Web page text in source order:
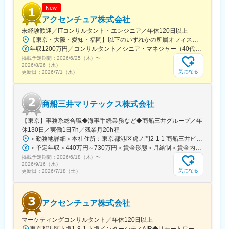
駅、日吉駅(神奈川県)、溝の口駅、長津田駅、登戸駅、戸塚駅、海
老名駅(相模線)、大和駅(神奈川県)、菊名駅、大船駅、橋本駅(神奈
川県)、上大岡駅、中央林間駅、川崎駅、稲毛駅、千葉駅、新松戸
駅、浦安駅(千葉県)、北習志野駅、京成船橋駅、新浦安駅、新鎌ケ
谷駅、市川駅、舞浜駅、南流山駅、本八幡駅(都営線)、船橋駅、西
船橋駅、久喜駅、川口駅、南越谷駅、天下茶屋駅、伏見駅(愛知
県)、栄駅(愛知県)、東梅田駅、阿倍野駅(阪堺線)、鶴橋駅、京橋駅
(大阪府)、南方駅(大阪府)、上小田井駅、上飯田駅、鶴舞駅、藤が
丘駅(愛知県)、金山駅(愛知県)、流山おおたかの森駅、藤沢駅、富
田駅(大阪府)、上牧駅(大阪府)、高槻駅、高槻市駅、天王寺駅、新
今宮駅、本町駅、江坂駅、弁天町駅、西九条駅、千里中央駅(北大
阪急行)、茨木駅、三国ケ丘駅(大阪府)、森ノ宮駅、枚方市駅、豊
橋駅、刈谷駅、星ケ丘駅(愛知県)、高蔵寺駅、ＪＲ難波駅、中百舌
鳥駅、大曽根駅、赤池駅(愛知県)、大阪駅、新大阪駅、北新地駅、
大阪阿部野橋駅、近鉄名古屋駅、名鉄名古屋駅、博多駅、天神
駅、福岡空港駅(鉄道)、姪浜駅、西新駅、天神南駅、大橋駅(福岡
県)、中洲川端駅、千早駅、三ノ宮駅、尼崎駅(東海道本線)、神戸
駅(兵庫県)、姫路駅、新長田駅、明石駅、西宮北口駅、加古川駅、
王寺駅、近鉄奈良駅、学園前駅(奈良県)、大和西大寺駅、生駒駅、
和歌山駅、和歌山市駅、京都駅、京阪山科駅、烏丸駅、草津駅(滋
賀県)、南草津駅、京阪石山駅、瀬田駅(滋賀県)、竹田駅(京都府)、
大通駅、札幌駅、仙台駅、岡山駅、下関駅、松江駅、鳥取駅、広
島駅、福山駅、横川駅、新白島駅、西条駅(広島県)、西高屋駅、東
広島駅、八本松駅、北参道駅、浜松町駅、西日暮里駅(舎人ライナ
ー)、大崎広小路駅、祐天寺駅、江古田駅、二子新地駅、阿倍野駅
New
アクセンチュア株式会社
未経験歓迎／ITコンサルタント・エンジニア／年休120日以上
掲載予定期間： 2026/6/25（木） 〜
2026/8/26（水）
更新日： 2026/7/1（水） 気になる
商船三井マリテックス株式会社
【東京】事務系総合職◆海事手続業務など◆商船三井グループ／年
休130日／実働1日7h／残業月20h程
掲載予定期間： 2026/6/18（木） 〜
2026/9/16（水）
更新日： 2026/7/18（土） 気になる
アクセンチュア株式会社
マーケティングコンサルタント／年休120日以上